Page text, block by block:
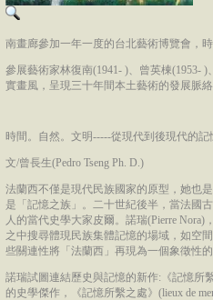
南畫廊參加一年一度的台北藝術博覽會，
參展藝術家林復南(1941- )、曾英棟(1953-
實畫風，呈現三十年間本土藝術的發展脈
時間。自然。文明-----從現代到後現代的記
文/曾長生(Pedro Tseng Ph. D.)
法蘭西不僅是現代民族國家的原型，她也
是「記憶之族」。二十世紀後半，當法國
人的當代史學大家皮爾。諾瑞(Pierre
之中搜尋體現民族集體記憶的場域，如空
些關連性將「法蘭西」再現為一個象徵性
諾瑞試圖連結歷史與記憶的新作:《記憶所
的史學傑作，《記憶所繫之處》(lieux de